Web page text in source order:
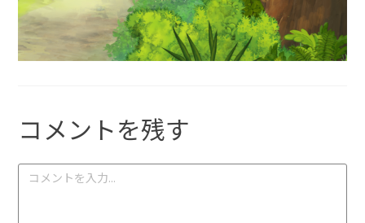
コメントを残す